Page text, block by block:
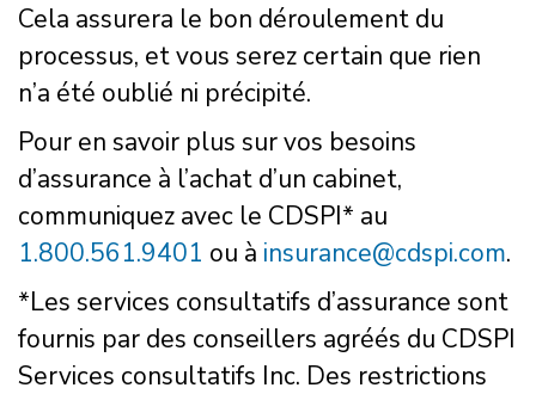
Cela assurera le bon déroulement du
processus, et vous serez certain que rien
n’a été oublié ni précipité.
Pour en savoir plus sur vos besoins
d’assurance à l’achat d’un cabinet,
communiquez avec le CDSPI* au
1.800.561.9401 ou à insurance@cdspi.com.
*Les services consultatifs d’assurance sont
fournis par des conseillers agréés du CDSPI
Services consultatifs Inc. Des restrictions